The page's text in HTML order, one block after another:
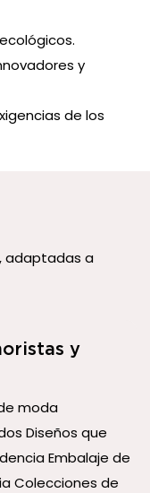
y
de los
adaptadas a
y
moda
Diseños que
Embalaje de
Colecciones de